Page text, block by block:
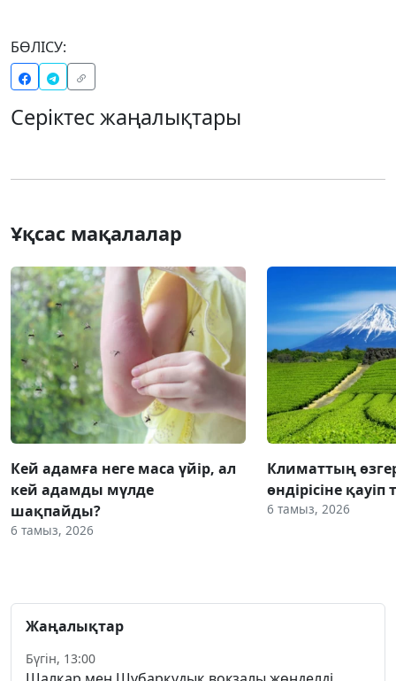
БӨЛІСУ:
Серіктес жаңалықтары
Ұқсас мақалалар
Кей адамға неге маса үйір, ал
кей адамды мүлде
шақпайды?
6 тамыз, 2026
Климаттың
өндірісіне қауіп
6 тамыз, 2026
Жаңалықтар
Бүгін, 13:00